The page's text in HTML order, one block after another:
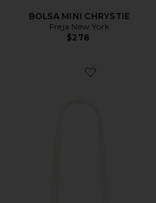
BOLSA MINI CHRYSTIE
Freja New York
$278
Favorite BOLSO